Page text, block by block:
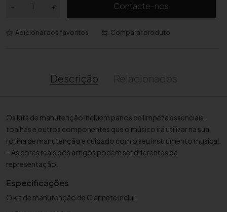
-
n
d
e
K
t
d
e
+ Contacte-nos
Adicionar aos favoritos Comparar produto
Descrição
Os kits de manutenção incluem panos de limpeza essenciais,
toalhas e outros componentes que o músico irá utilizar na sua
rotina de manutenção e cuidado com o seu instrumento musical.
– As cores reais dos artigos podem ser diferentes da
representação.
Especificações
O kit de manutenção de Clarinete inclui: